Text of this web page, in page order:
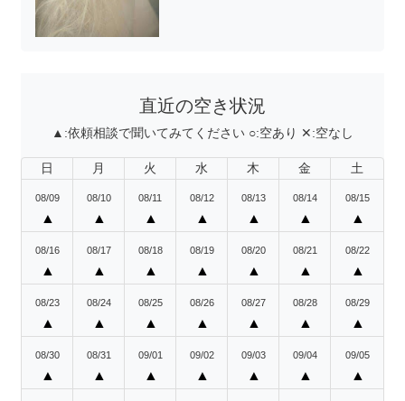
直近の空き状況
▲:依頼相談で聞いてみてください ○:空あり ✕:空なし
日 月 火 水 木 金 土
08/09
▲
08/10
▲
08/11
▲
08/12
▲
08/13
▲
08/14
▲
08/15
▲
08/16
▲
08/17
▲
08/18
▲
08/19
▲
08/20
▲
08/21
▲
08/22
▲
08/23
▲
08/24
▲
08/25
▲
08/26
▲
08/27
▲
08/28
▲
08/29
▲
08/30
▲
08/31
▲
09/01
▲
09/02
▲
09/03
▲
09/04
▲
09/05
▲